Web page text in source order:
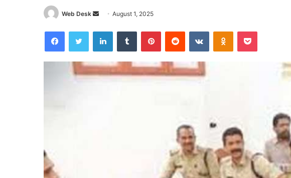
Web Desk
Send
email
August 1, 2025
FacebookTwitter LinkedInTumblr PinterestReddit VKontakteOdnoklassniki
Pocket